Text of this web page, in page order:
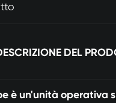
DEL
è un'unità operativa